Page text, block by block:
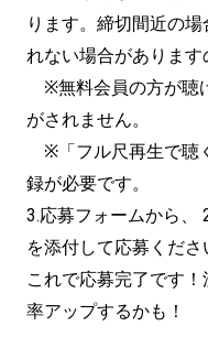
ります。締切間近の
れない場合があります
※無料会員の方が聴
がされません。
※「フル尺再生で聴
録が必要です。
3.応募フォームから、
を添付して応募くださ
これで応募完了です
率アップするかも！